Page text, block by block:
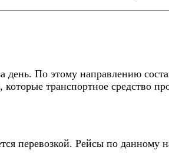
день. По этому направлению
транспортное средство
перевозкой. Рейсы по